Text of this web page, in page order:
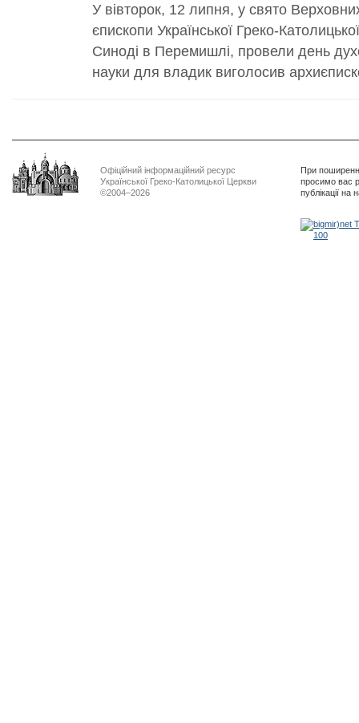
У вівторок, 12 липня, у свято
єпископи Української Греко-
Синоді в Перемишлі, провели день
науки для владик виголосив
Офіційний інформаційний ресурс
Української Греко-Католицької Церкви
©2004–2026
При
просимо вас
публікації на